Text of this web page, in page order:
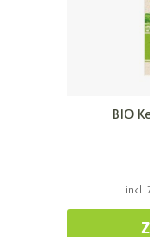
BIO
inkl.